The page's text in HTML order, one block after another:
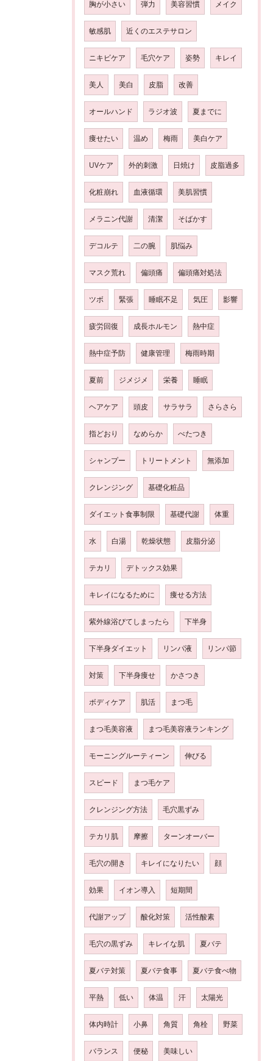
胸が小さい 弾力 美容習慣 メイク
敏感肌 近くのエステサロン
ニキビケア 毛穴ケア 姿勢 キレイ
美人 美白 皮脂 改善
オールハンド ラジオ波 夏までに
痩せたい 温め 梅雨 美白ケア
UVケア 外的刺激 日焼け 皮脂過多
化粧崩れ 血液循環 美肌習慣
メラニン代謝 清潔 そばかす
デコルテ 二の腕 肌悩み
マスク荒れ 偏頭痛 偏頭痛対処法
ツボ 緊張 睡眠不足 気圧 影響
疲労回復 成長ホルモン 熱中症
熱中症予防 健康管理 梅雨時期
夏前 ジメジメ 栄養 睡眠
ヘアケア 頭皮 サラサラ さらさら
指どおり なめらか べたつき
シャンプー トリートメント 無添加
クレンジング 基礎化粧品
ダイエット食事制限 基礎代謝 体重
水 白湯 乾燥状態 皮脂分泌
テカリ デトックス効果
キレイになるために 痩せる方法
紫外線浴びてしまったら 下半身
下半身ダイエット リンパ液 リンパ節
対策 下半身痩せ かさつき
ボディケア 肌活 まつ毛
まつ毛美容液 まつ毛美容液ランキング
モーニングルーティーン 伸びる
スピード まつ毛ケア
クレンジング方法 毛穴黒ずみ
テカリ肌 摩擦 ターンオーバー
毛穴の開き キレイになりたい 顔
効果 イオン導入 短期間
代謝アップ 酸化対策 活性酸素
毛穴の黒ずみ キレイな肌 夏バテ
夏バテ対策 夏バテ食事 夏バテ食べ物
平熱 低い 体温 汗 太陽光
体内時計 小鼻 角質 角栓 野菜
バランス 便秘 美味しい